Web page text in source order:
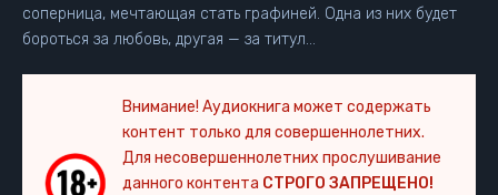
соперница, мечтающая стать графиней. Одна из них будет
бороться за любовь, другая — за титул…
Внимание! Аудиокнига может содержать
контент только для совершеннолетних.
Для несовершеннолетних прослушивание
данного контента СТРОГО ЗАПРЕЩЕНО!